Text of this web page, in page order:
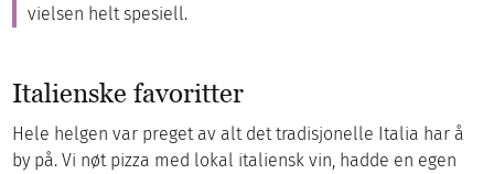
vielsen helt spesiell.
Italienske favoritter
Hele helgen var preget av alt det tradisjonelle Italia har å
by på. Vi nøt pizza med lokal italiensk vin, hadde en egen